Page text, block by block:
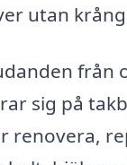
utan
från
sig på
renovera,